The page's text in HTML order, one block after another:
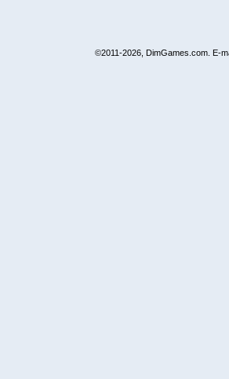
©2011-2026, DimGames.com. E-